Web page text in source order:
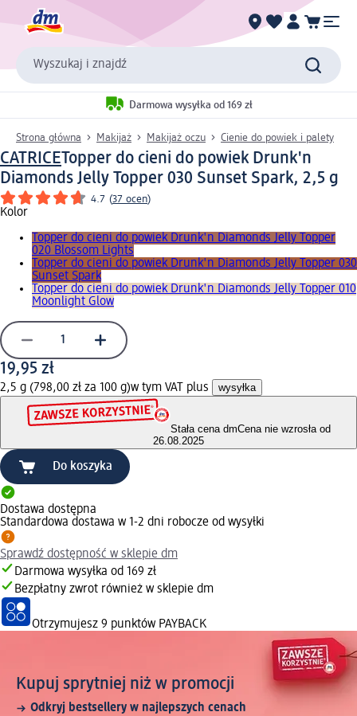
Wyszukaj i znajdź
Darmowa wysyłka od 169 zł
Strona główna Makijaż Makijaż oczu Cienie do powiek i palety
CATRICETopper do cieni do powiek Drunk'n
Diamonds Jelly Topper 030 Sunset Spark, 2,5 g
4.7 (37 ocen)
Kolor
Topper do cieni do powiek Drunk'n Diamonds Jelly Topper
020 Blossom Lights
Topper do cieni do powiek Drunk'n Diamonds Jelly Topper 030
Sunset Spark
Topper do cieni do powiek Drunk'n Diamonds Jelly Topper 010
Moonlight Glow
19,95 zł
2,5 g (798,00 zł za 100 g)w tym VAT plus wysyłka
Stała cena dmCena nie wzrosła od
26.08.2025
Do koszyka
Dostawa dostępna
Standardowa dostawa w 1-2 dni robocze od wysyłki
Sprawdź dostępność w sklepie dm
Darmowa wysyłka od 169 zł
Bezpłatny zwrot również w sklepie dm
Otrzymujesz 9 punktów PAYBACK
Kupuj sprytniej niż w promocji
Odkryj bestsellery w najlepszych cenach